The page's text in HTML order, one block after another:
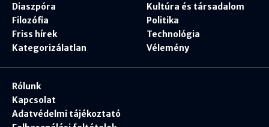
Diaszpóra
Filozófia
Friss hírek
Kategorizálatlan
Kultúra és társadalom
Politika
Technológia
Vélemény
Rólunk
Kapcsolat
Adatvédelmi tájékoztató